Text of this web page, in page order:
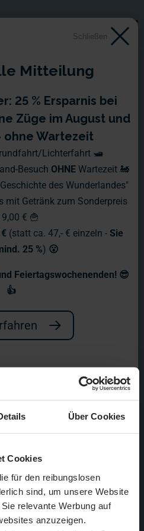
Über Cookies
Cookies
für den reibungslosen
sind, um unsere Website
relevante Werbung auf
anzuzeigen.
Wunderland
wir gemeinsam mit
live aus dem
und zeigt
an den
Schließen
Mitteilung
25 % Ersparnis bei
Züge im August und
ohne Wartezeit
Lichterfahrt 🛥️
Besuch OHNE Wartezeit 🚂
des Wunderlandes"
mit Getränk zum Sonderpreis
€ 🍟
(statt ca. 47,- € einzeln - Sie
25 %) 😮
Feiertagswochenenden! 😎
👍